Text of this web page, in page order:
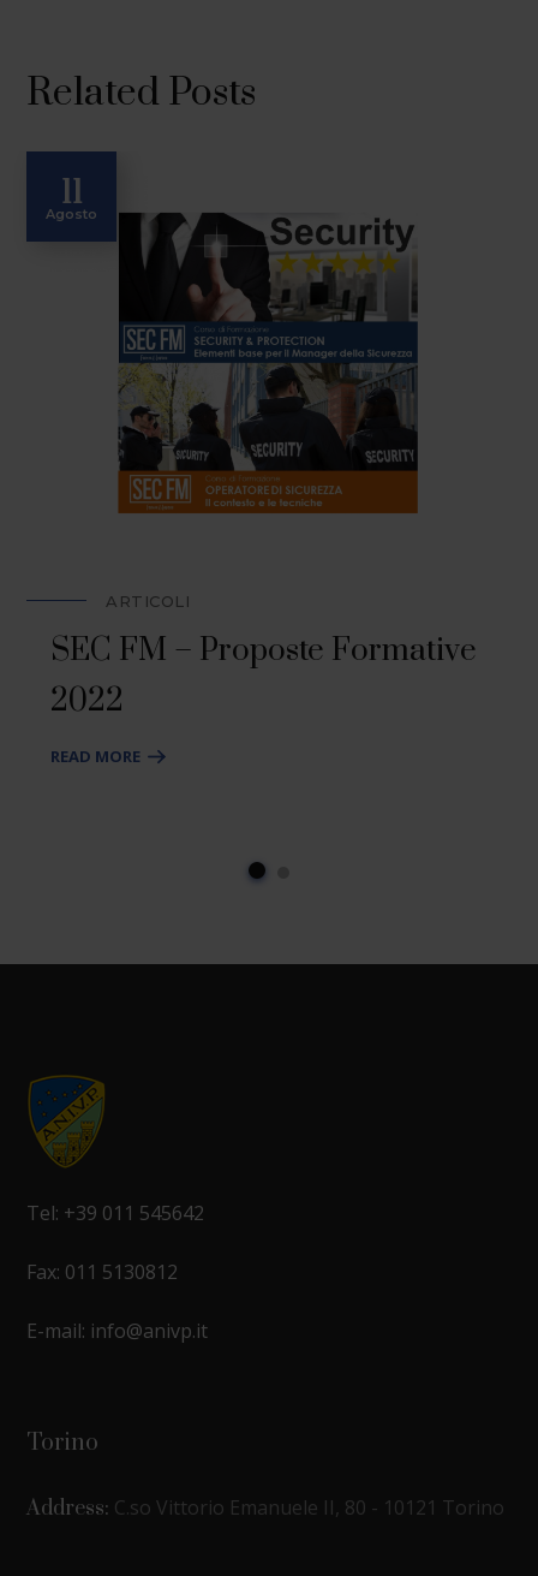
Related Posts
11
Agosto
ARTICOLI
SEC FM – Proposte Formative
2022
READ MORE
Tel: +39 011 545642
Fax: 011 5130812
E-mail: info@anivp.it
Torino
Address: C.so Vittorio Emanuele II, 80 - 10121 Torino